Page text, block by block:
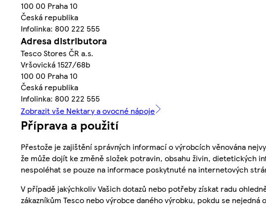
100 00 Praha 10
Česká republika
Infolinka: 800 222 555
Adresa distributora
Tesco Stores ČR a.s.
Vršovická 1527/68b
100 00 Praha 10
Česká republika
Infolinka: 800 222 555
Zobrazit vše Nektary a ovocné nápoje
Příprava a použití
Přestože je zajištění správných informací o výrobcích věnována
že může dojít ke změně složek potravin, obsahu živin, dietetických
nespoléhat se pouze na informace poskytnuté na internetových
V případě jakýchkoliv Vašich dotazů nebo potřeby získat radu
zákazníkům Tesco nebo výrobce daného výrobku, pokdu se nejedná